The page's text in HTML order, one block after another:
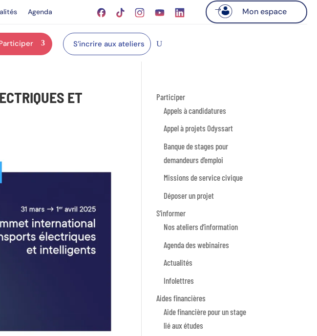
Agenda Mon espace
S’incrire aux ateliers
ET
Participer
Appels à candidatures
Appel à projets Odyssart
Banque de stages pour
demandeurs d’emploi
Missions de service civique
Déposer un projet
S’informer
Nos ateliers d’information
Agenda des webinaires
Actualités
Infolettres
Aides financières
Aide financière pour un stage
lié aux études